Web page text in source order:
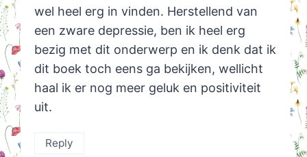
wel heel erg in vinden. Herstellend van
een zware depressie, ben ik heel erg
bezig met dit onderwerp en ik denk dat ik
dit boek toch eens ga bekijken, wellicht
haal ik er nog meer geluk en positiviteit
uit.
Reply